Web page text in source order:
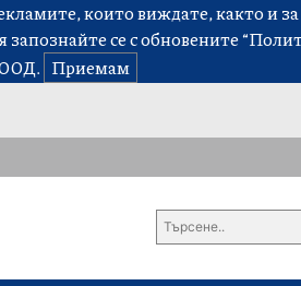
които виждате, както и
се с обновените
Приемам